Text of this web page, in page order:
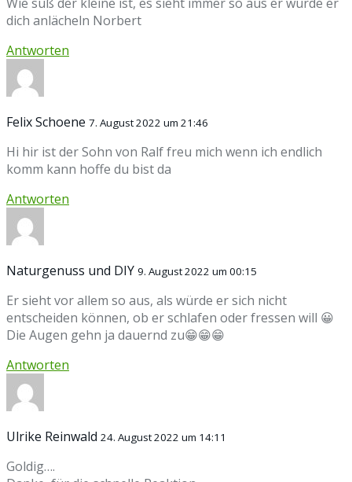
dich anlächeln Norbert
Antworten
Felix Schoene 7. August 2022 um 21:46
Hi hir ist der Sohn von Ralf freu mich wenn ich endlich
komm kann hoffe du bist da
Antworten
Naturgenuss und DIY 9. August 2022 um 00:15
Er sieht vor allem so aus, als würde er sich nicht
entscheiden können, ob er schlafen oder fressen will 😀
Die Augen gehn ja dauernd zu😁😁😁
Antworten
Ulrike Reinwald 24. August 2022 um 14:11
Goldig….